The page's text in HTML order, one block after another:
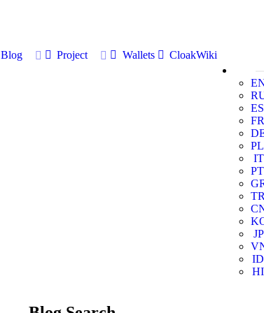
Blog Project Wallets
CloakWiki
ES
FR
PL
IT
PT
JP
ID
HI